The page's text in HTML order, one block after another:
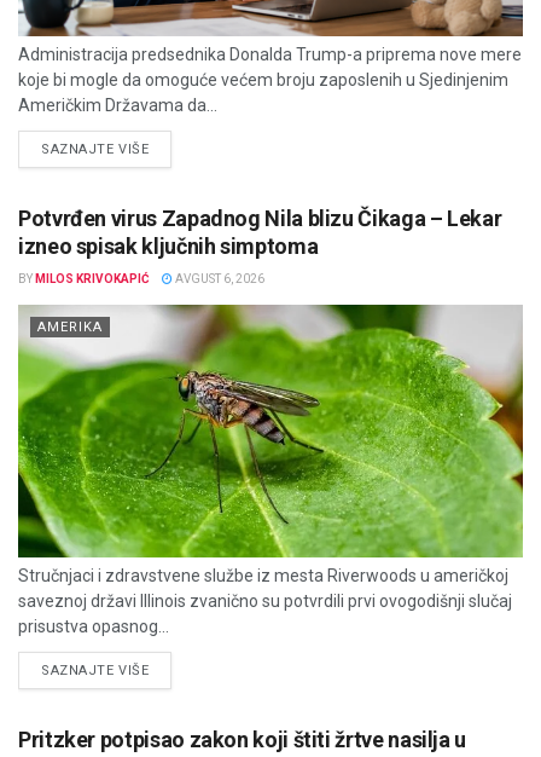
Administracija predsednika Donalda Trump-a priprema nove mere
koje bi mogle da omoguće većem broju zaposlenih u Sjedinjenim
Američkim Državama da...
SAZNAJTE VIŠEDETAILS
Potvrđen virus Zapadnog Nila blizu Čikaga – Lekar
izneo spisak ključnih simptoma
BY MILOS KRIVOKAPIĆ AVGUST 6, 2026
AMERIKA
Stručnjaci i zdravstvene službe iz mesta Riverwoods u američkoj
saveznoj državi Illinois zvanično su potvrdili prvi ovogodišnji slučaj
prisustva opasnog...
SAZNAJTE VIŠEDETAILS
Pritzker potpisao zakon koji štiti žrtve nasilja u